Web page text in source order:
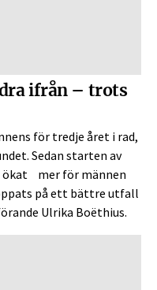
ifrån – trots
för tredje året i rad,
Sedan starten av
ökat mer för männen
på ett bättre utfall
Ulrika Boëthius.